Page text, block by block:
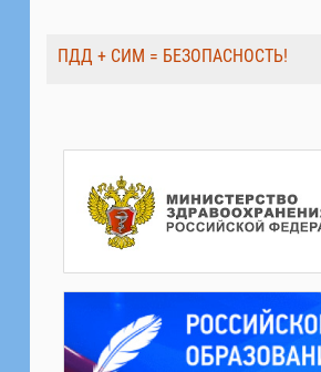
ПДД + СИМ = БЕЗОПАСНОСТЬ!